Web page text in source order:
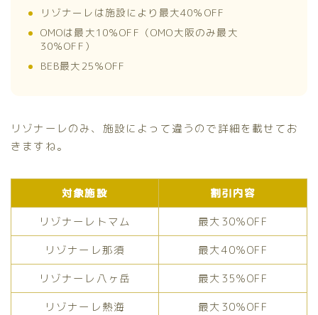
リゾナーレは施設により最大40％OFF
OMOは最大10％OFF（OMO大阪のみ最大
30％OFF）
BEB最大25％OFF
リゾナーレのみ、施設によって違うので詳細を載せてお
きますね。
対象施設
割引内容
リゾナーレトマム
最大30％OFF
リゾナーレ那須
最大40％OFF
リゾナーレ八ヶ岳
最大35％OFF
リゾナーレ熱海
最大30％OFF